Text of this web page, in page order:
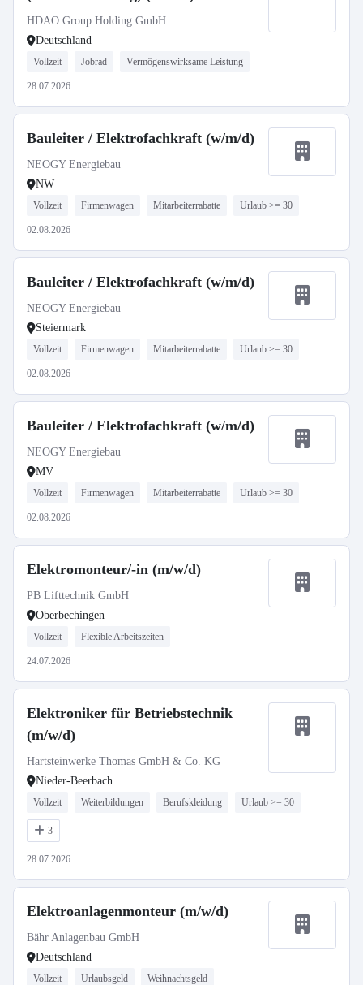
HDAO Group Holding GmbH
Deutschland
Vollzeit Jobrad Vermögenswirksame Leistung
28.07.2026
Bauleiter / Elektrofachkraft (w/m/d)
NEOGY Energiebau
NW
Vollzeit Firmenwagen Mitarbeiterrabatte Urlaub >= 30
02.08.2026
Bauleiter / Elektrofachkraft (w/m/d)
NEOGY Energiebau
Steiermark
Vollzeit Firmenwagen Mitarbeiterrabatte Urlaub >= 30
02.08.2026
Bauleiter / Elektrofachkraft (w/m/d)
NEOGY Energiebau
MV
Vollzeit Firmenwagen Mitarbeiterrabatte Urlaub >= 30
02.08.2026
Elektromonteur/-in (m/w/d)
PB Lifttechnik GmbH
Oberbechingen
Vollzeit Flexible Arbeitszeiten
24.07.2026
Elektroniker für Betriebstechnik
(m/w/d)
Hartsteinwerke Thomas GmbH & Co. KG
Nieder-Beerbach
Vollzeit Weiterbildungen Berufskleidung Urlaub >= 30
3
28.07.2026
Elektroanlagenmonteur (m/w/d)
Bähr Anlagenbau GmbH
Deutschland
Vollzeit Urlaubsgeld Weihnachtsgeld